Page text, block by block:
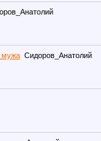
мужа Сидоров_Анатолий